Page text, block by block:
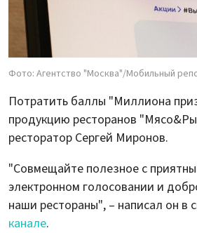
Фото: Агентство "Москва"/Мобильный
Потратить баллы "Миллиона
продукцию ресторанов
ресторатор Сергей Миронов.
"Совмещайте полезное с
электронном голосовании и
наши рестораны", – написал он в
канале.